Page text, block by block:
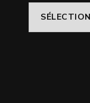
Archives